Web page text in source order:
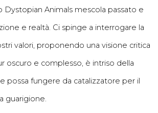
Dystopian Animals mescola passato e
e realtà. Ci spinge a interrogare la
valori, proponendo una visione critica
oscuro e complesso, è intriso della
possa fungere da catalizzatore per il
guarigione.